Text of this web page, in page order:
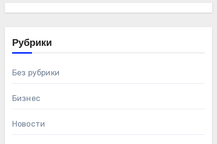
Рубрики
Без рубрики
Бизнес
Новости